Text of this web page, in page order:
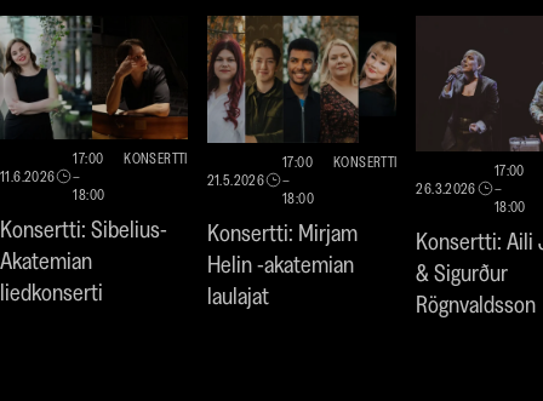
11.6.2026
17:00
–
18:00
KONSERTTI
Konsertti: Sibelius-
Akatemian
liedkonserti
21.5.2026
17:00
–
18:00
KONSERTTI
Konsertti: Mirjam
Helin -akatemian
laulajat
26.3.2026
17:00
–
18:00
Konsertti: Aili
& Sigurður
Rögnvaldsson